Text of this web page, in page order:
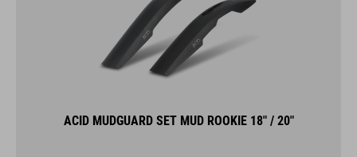
ACID MUDGUARD SET MUD ROOKIE 18" / 20"